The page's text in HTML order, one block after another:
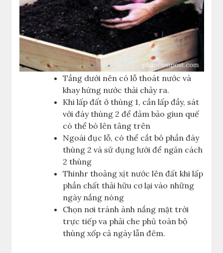
Tầng dưới nên có lỗ thoát nước và
khay hứng nước thải chảy ra.
Khi lấp đất ở thùng 1, cần lấp đầy, sát
với đáy thùng 2 để đảm bảo giun quế
có thể bò lên tâng trên
Ngoài đục lỗ, có thể cắt bỏ phần đáy
thùng 2 và sử dụng lưới để ngăn cách
2 thùng
Thinhr thoảng xịt nước lên đất khi lấp
phần chất thải hữu cơ lại vào những
ngày nắng nóng
Chọn nơi tránh ánh nắng mặt trời
trực tiếp va phải che phủ toàn bộ
thùng xốp cả ngày lẫn đêm.